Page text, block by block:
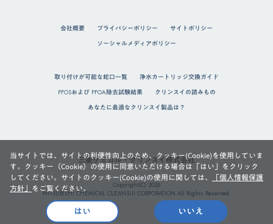
会社概要 プライバシーポリシー
サイトポリシー
ソーシャルメディアポリシー
取り付けが可能な蛇口一覧
浄水カートリッジ交換ガイド
PFOSおよび PFOA除去試験結果
クリンスイの読みもの
あなたに最適なクリンスイ製品は？
三菱ケミカル・クリンスイ株式会社
Copyright(C) 2026
MITSUBISHI CHEMICAL CLEANSUI CORPORATION All Rights Reserved.
当サイトでは、サイトの利便性向上のため、クッキー(Cookie)を使用していま
す。クッキー（Cookie）の使用に同意いただける場合は「はい」をクリック
してください。サイトのクッキー(Cookie)の使用に関しては、
「個人情報保護
方針」
をご覧ください。
はい いいえ